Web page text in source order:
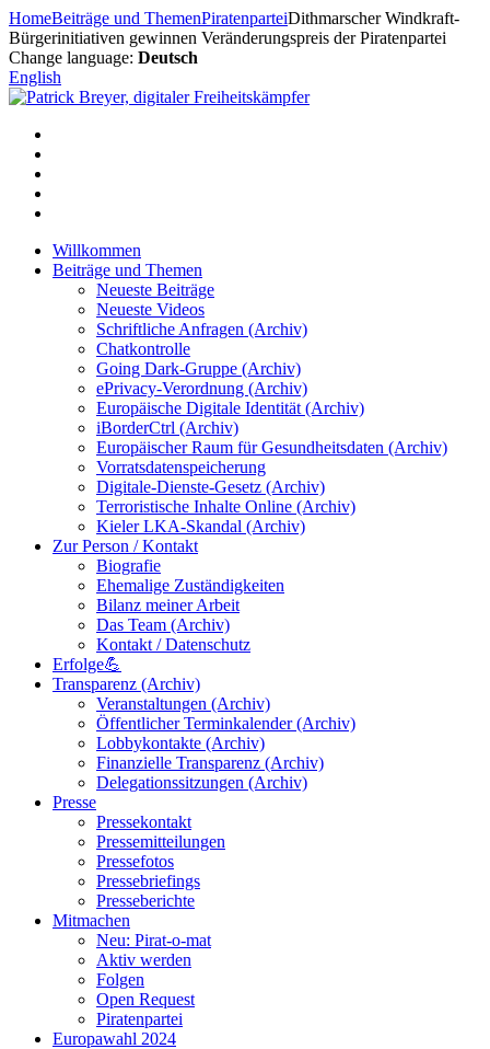
Zum
Inhalt
springen
HomeBeiträge und ThemenPiratenparteiDithmarscher Windkraft-
Bürgerinitiativen gewinnen Veränderungspreis der Piratenpartei
Change language: Deutsch
English
Willkommen
Beiträge und Themen
Neueste Beiträge
Neueste Videos
Schriftliche Anfragen (Archiv)
Chatkontrolle
Going Dark-Gruppe (Archiv)
ePrivacy-Verordnung (Archiv)
Europäische Digitale Identität (Archiv)
iBorderCtrl (Archiv)
Europäischer Raum für Gesundheitsdaten (Archiv)
Vorratsdatenspeicherung
Digitale-Dienste-Gesetz (Archiv)
Terroristische Inhalte Online (Archiv)
Kieler LKA-Skandal (Archiv)
Zur Person / Kontakt
Biografie
Ehemalige Zuständigkeiten
Bilanz meiner Arbeit
Das Team (Archiv)
Kontakt / Datenschutz
Erfolge💪
Transparenz (Archiv)
Veranstaltungen (Archiv)
Öffentlicher Terminkalender (Archiv)
Lobbykontakte (Archiv)
Finanzielle Transparenz (Archiv)
Delegationssitzungen (Archiv)
Presse
Pressekontakt
Pressemitteilungen
Pressefotos
Pressebriefings
Presseberichte
Mitmachen
Neu: Pirat-o-mat
Aktiv werden
Folgen
Open Request
Piratenpartei
Europawahl 2024